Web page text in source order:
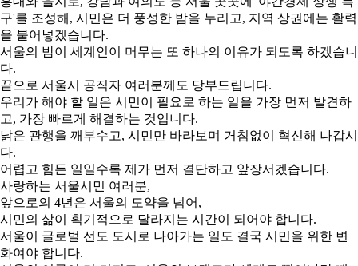
구'를 조성해, 시민은 더 풍성한 밤을 누리고, 지역 상권에는 활력
을 불어넣겠습니다.
서울의 밤이 세계인이 머무는 또 하나의 이유가 되도록 하겠습니
다.
끝으로 서울시 공직자 여러분께도 당부드립니다.
우리가 해야 할 일은 시민이 필요로 하는 일을 가장 먼저 발견하
고, 가장 빠르게 해결하는 것입니다.
낡은 관행을 깨부수고, 시민만 바라보며 거침없이 혁신해 나갑시
다.
어렵고 힘든 일일수록 제가 먼저 결단하고 앞장서겠습니다.
사랑하는 서울시민 여러분,
앞으로의 4년은 서울의 도약을 넘어,
시민의 삶이 획기적으로 달라지는 시간이 되어야 합니다.
서울이 글로벌 선도 도시로 나아가는 일도 결국 시민을 위한 변
화여야 합니다.